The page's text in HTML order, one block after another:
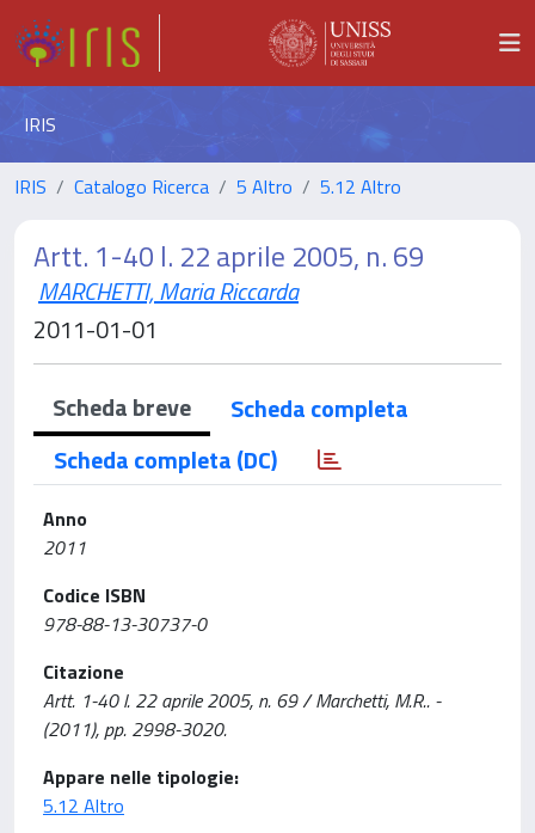
IRIS
IRIS Catalogo Ricerca 5 Altro 5.12 Altro
Artt. 1-40 l. 22 aprile 2005, n. 69
MARCHETTI, Maria Riccarda
2011-01-01
Scheda breve
Scheda completa
Scheda completa (DC)
Anno
2011
Codice ISBN
978-88-13-30737-0
Citazione
Artt. 1-40 l. 22 aprile 2005, n. 69 / Marchetti, M.R.. -
(2011), pp. 2998-3020.
Appare nelle tipologie:
5.12 Altro